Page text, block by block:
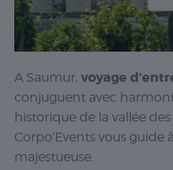
A Saumur, voyage
conjuguent avec
historique de la vallée des
Corpo’Events vous guide
majestueuse.